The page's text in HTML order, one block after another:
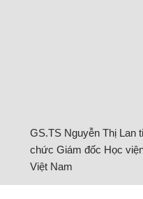
GS.TS Nguyễn Thị Lan
chức Giám đốc Học
Việt Nam